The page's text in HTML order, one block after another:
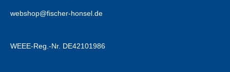
webshop@fischer-honsel.de
WEEE-Reg.-Nr. DE42101986